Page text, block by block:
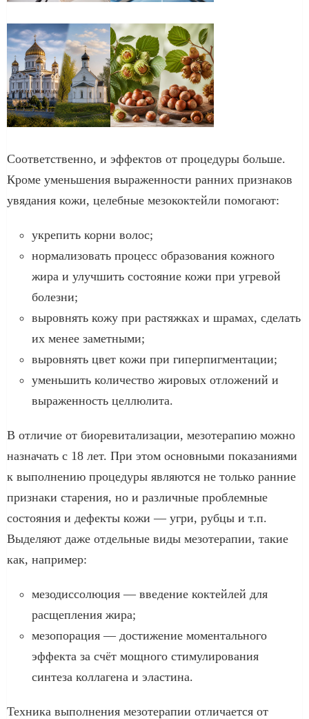
Соответственно, и эффектов от процедуры больше.
Кроме уменьшения выраженности ранних признаков
увядания кожи, целебные мезококтейли помогают:
укрепить корни волос;
нормализовать процесс образования кожного
жира и улучшить состояние кожи при угревой
болезни;
выровнять кожу при растяжках и шрамах, сделать
их менее заметными;
выровнять цвет кожи при гиперпигментации;
уменьшить количество жировых отложений и
выраженность целлюлита.
В отличие от биоревитализации, мезотерапию можно
назначать с 18 лет. При этом основными показаниями
к выполнению процедуры являются не только ранние
признаки старения, но и различные проблемные
состояния и дефекты кожи — угри, рубцы и т.п.
Выделяют даже отдельные виды мезотерапии, такие
как, например:
мезодиссолюция — введение коктейлей для
расщепления жира;
мезопорация — достижение моментального
эффекта за счёт мощного стимулирования
синтеза коллагена и эластина.
Техника выполнения мезотерапии отличается от